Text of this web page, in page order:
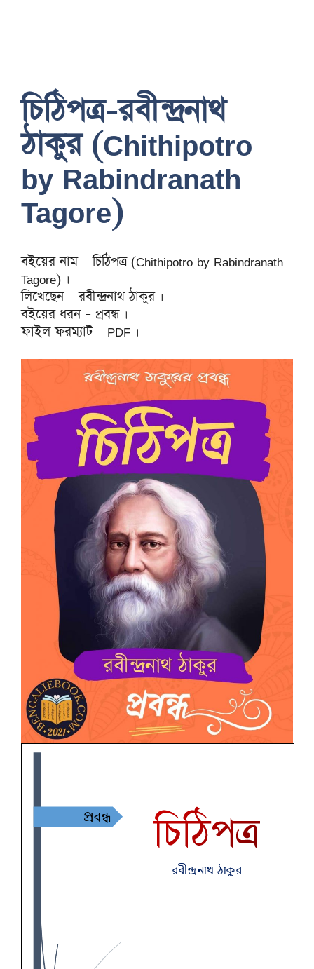
চিঠিপত্র-রবীন্দ্রনাথ
ঠাকুর (Chithipotro
by Rabindranath
Tagore)
বইয়ের নাম – চিঠিপত্র (Chithipotro by Rabindranath
Tagore) ।
লিখেছেন – রবীন্দ্রনাথ ঠাকুর ।
বইয়ের ধরন – প্রবন্ধ ।
ফাইল ফরম্যাট – PDF ।